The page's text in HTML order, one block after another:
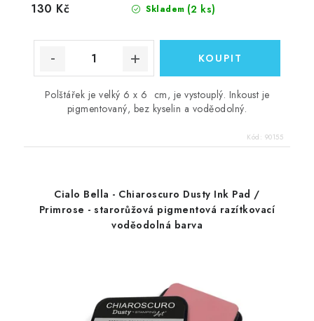
Skladem (2 ks)
130 Kč
Polštářek je velký 6 x 6 cm, je vystouplý. Inkoust je
pigmentovaný, bez kyselin a voděodolný.
Kód: 90155
Cialo Bella - Chiaroscuro Dusty Ink Pad /
Primrose - starorůžová pigmentová razítkovací
voděodolná barva